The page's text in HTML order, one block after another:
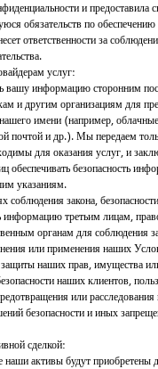
и предоставила
обязательств по обеспечению
ответственности за
услуг:
информацию сторонним
и другим организациям для
имени (например,
почтой и др.). Мы передаем
для оказания услуг, и
обеспечивать безопасность
указаниям.
закона,
третьим лицам,
органам для соблюдения
или применения наших
наших прав, имущества
наших клиентов,
или расследования
безопасности и иных
сделкой:
активы будут приобретены